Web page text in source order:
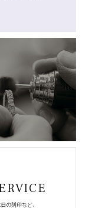
の刻印など、